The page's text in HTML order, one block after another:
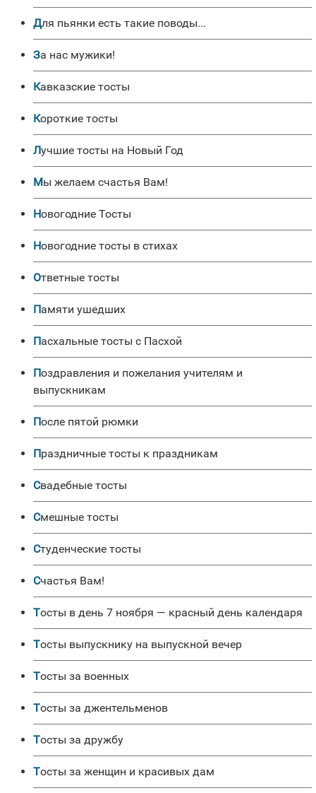
Для пьянки есть такие поводы...
За нас мужики!
Кавказские тосты
Короткие тосты
Лучшие тосты на Новый Год
Мы желаем счастья Вам!
Новогодние Тосты
Новогодние тосты в стихах
Ответные тосты
Памяти ушедших
Пасхальные тосты с Пасхой
Поздравления и пожелания учителям и
выпускникам
После пятой рюмки
Праздничные тосты к праздникам
Свадебные тосты
Смешные тосты
Студенческие тосты
Счастья Вам!
Тосты в день 7 ноября — красный день календаря
Тосты выпускнику на выпускной вечер
Тосты за военных
Тосты за джентельменов
Тосты за дружбу
Тосты за женщин и красивых дам